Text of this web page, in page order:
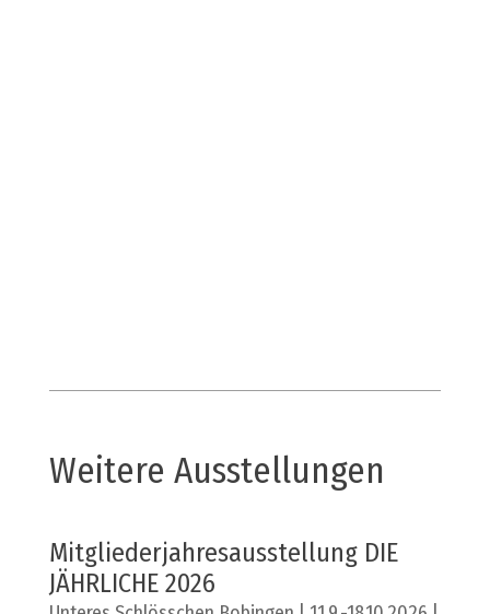
Weitere Ausstellungen
Mitgliederjahresausstellung DIE
JÄHRLICHE 2026